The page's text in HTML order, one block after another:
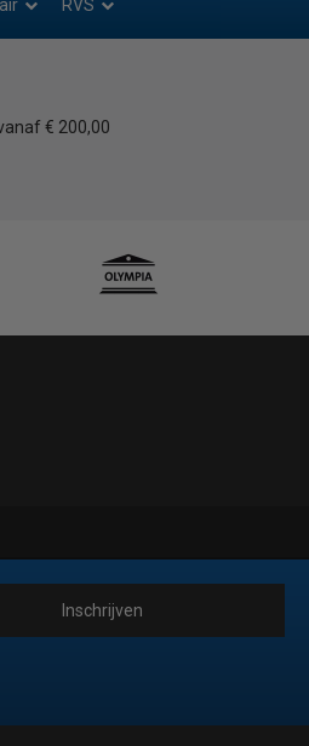
RVS
€ 200,00
Inschrijven